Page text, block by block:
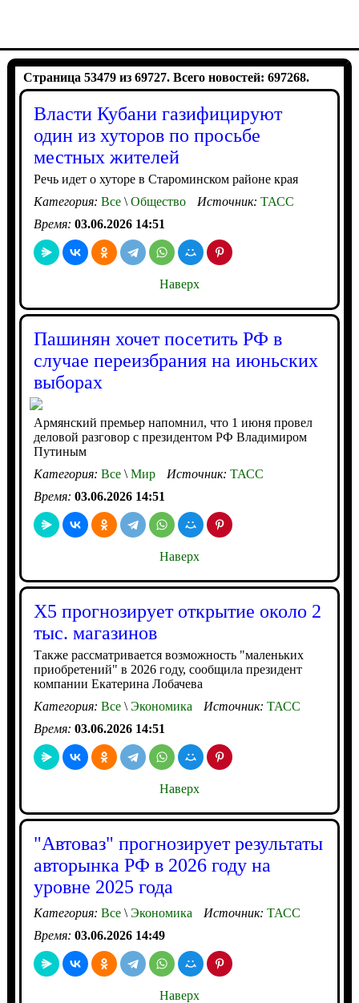
Страница 53479 из 69727. Всего новостей: 697268.
Власти Кубани газифицируют
один из хуторов по просьбе
местных жителей
Речь идет о хуторе в Староминском районе края
Категория: Все\Общество Источник: ТАСС
Время: 03.06.2026 14:51
Наверх
Пашинян хочет посетить РФ в
случае переизбрания на июньских
выборах
Армянский премьер напомнил, что 1 июня провел
деловой разговор с президентом РФ Владимиром
Путиным
Категория: Все\Мир Источник: ТАСС
Время: 03.06.2026 14:51
Наверх
X5 прогнозирует открытие около 2
тыс. магазинов
Также рассматривается возможность "маленьких
приобретений" в 2026 году, сообщила президент
компании Екатерина Лобачева
Категория: Все\Экономика Источник: ТАСС
Время: 03.06.2026 14:51
Наверх
"Автоваз" прогнозирует результаты
авторынка РФ в 2026 году на
уровне 2025 года
Категория: Все\Экономика Источник: ТАСС
Время: 03.06.2026 14:49
Наверх